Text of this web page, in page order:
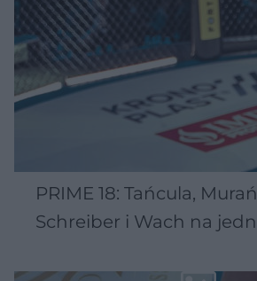
PRIME 18: Tańcula,
Schreiber i Wach na